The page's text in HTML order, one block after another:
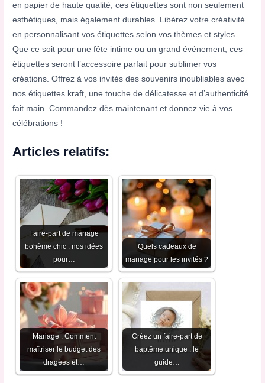
en papier de haute qualité, ces étiquettes sont non seulement
esthétiques, mais également durables. Libérez votre créativité
en personnalisant vos étiquettes selon vos thèmes et styles.
Que ce soit pour une fête intime ou un grand événement, ces
étiquettes seront l’accessoire parfait pour sublimer vos
créations. Offrez à vos invités des souvenirs inoubliables avec
nos étiquettes kraft, une touche de délicatesse et d’authenticité
fait main. Commandez dès maintenant et donnez vie à vos
célébrations !
Articles relatifs:
Faire-part de mariage
bohème chic : nos idées
pour…
Quels cadeaux de
mariage pour les invités ?
Mariage : Comment
maîtriser le budget des
dragées et…
Créez un faire-part de
baptême unique : le
guide…